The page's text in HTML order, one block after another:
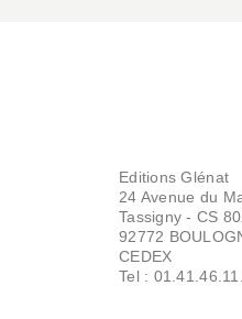
Editions Glénat
24 Avenue du
Tassigny - CS
92772
CEDEX
Tel :